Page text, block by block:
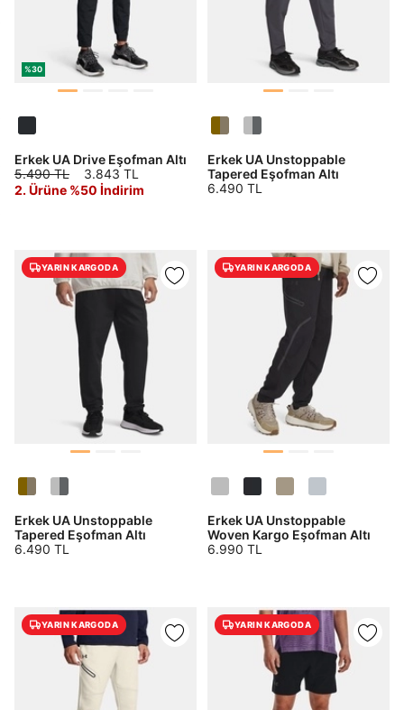
%30
Erkek UA Drive Eşofman Altı
5.490 TL
3.843 TL
2. Ürüne %50 İndirim
Erkek UA Unstoppable
Tapered Eşofman Altı
6.490 TL
YARIN KARGODA
Erkek UA Unstoppable
Tapered Eşofman Altı
6.490 TL
YARIN KARGODA
Erkek UA Unstoppable
Woven Kargo Eşofman Altı
6.990 TL
YARIN KARGODA YARIN KARGODA